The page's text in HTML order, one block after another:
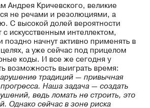
Андрея Кричевского, великие
не речами и резолюциями, а
С высокой долей вероятности
с искусственным интеллектом,
поздно начнут активно применять в
а уже сейчас под прицелом
коды. И все же сегодня у
возможность выиграть время:
традиций — привычная
Наша задача — создать
ведь ломать не строить, это
Однако сейчас в зоне риска